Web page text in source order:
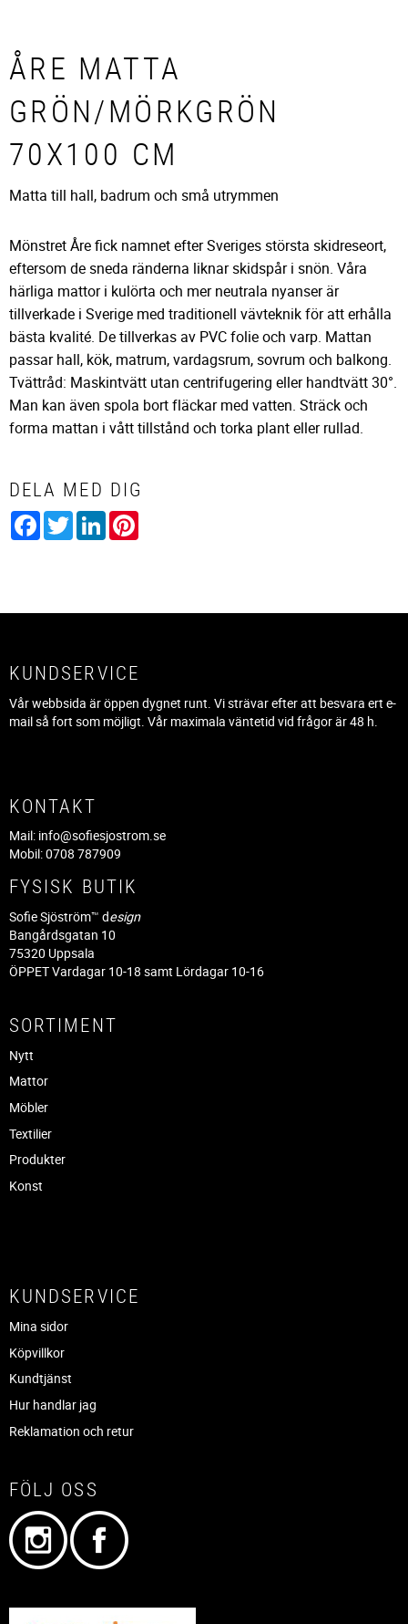
ÅRE MATTA
GRÖN/MÖRKGRÖN
70X100 CM
Matta till hall, badrum och små utrymmen
Mönstret Åre fick namnet efter Sveriges största skidreseort,
eftersom de sneda ränderna liknar skidspår i snön. Våra
härliga mattor i kulörta och mer neutrala nyanser är
tillverkade i Sverige med traditionell vävteknik för att erhålla
bästa kvalité. De tillverkas av PVC folie och varp. Mattan
passar hall, kök, matrum, vardagsrum, sovrum och balkong.
Tvättråd: Maskintvätt utan centrifugering eller handtvätt 30°.
Man kan även spola bort fläckar med vatten. Sträck och
forma mattan i vått tillstånd och torka plant eller rullad.
DELA MED DIG
Facebook
TwitterLinkedIn
KUNDSERVICE
Vår webbsida är öppen dygnet runt. Vi strävar efter att besvara ert e-
mail så fort som möjligt. Vår maximala väntetid vid frågor är 48 h.
KONTAKT
Mail: info@sofiesjostrom.se
Mobil: 0708 787909
FYSISK BUTIK
Sofie Sjöström™ design
Bangårdsgatan 10
75320 Uppsala
ÖPPET Vardagar 10-18 samt Lördagar 10-16
SORTIMENT
Nytt
Mattor
Möbler
Textilier
Produkter
Konst
KUNDSERVICE
Mina sidor
Köpvillkor
Kundtjänst
Hur handlar jag
Reklamation och retur
FÖLJ OSS